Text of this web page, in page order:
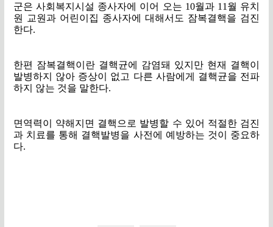
군은 사회복지시설 종사자에 이어 오는 10월과 11월 유치
원 교원과 어린이집 종사자에 대해서도 잠복결핵을 검진
한다.
한편 잠복결핵이란 결핵균에 감염돼 있지만 현재 결핵이
발병하지 않아 증상이 없고 다른 사람에게 결핵균을 전파
하지 않는 것을 말한다.
면역력이 약해지면 결핵으로 발병할 수 있어 적절한 검진
과 치료를 통해 결핵발병을 사전에 예방하는 것이 중요하
다.